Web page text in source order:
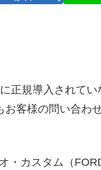
正規導入されて
客様の問い合わ
・カスタム（